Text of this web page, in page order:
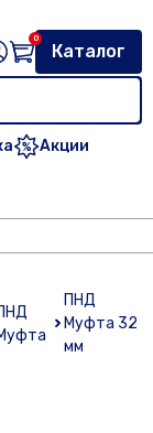
Акции
Каталог
0
ПНД
Муфта 32
мм